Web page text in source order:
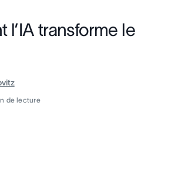
l’IA transforme le
de lecture